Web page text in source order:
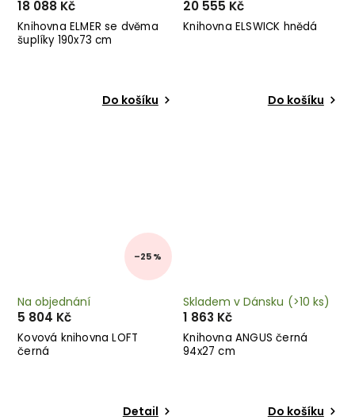
Knihovna ELMER se dvěma
šuplíky 190x73 cm
18 088 Kč
Do košíku
Knihovna ELSWICK hnědá
20 555 Kč
Do košíku
–25 %
Kovová knihovna LOFT
černá
Na objednání
5 804 Kč
Detail
Knihovna ANGUS černá
94x27 cm
Skladem v Dánsku (>10 ks)
1 863 Kč
Do košíku